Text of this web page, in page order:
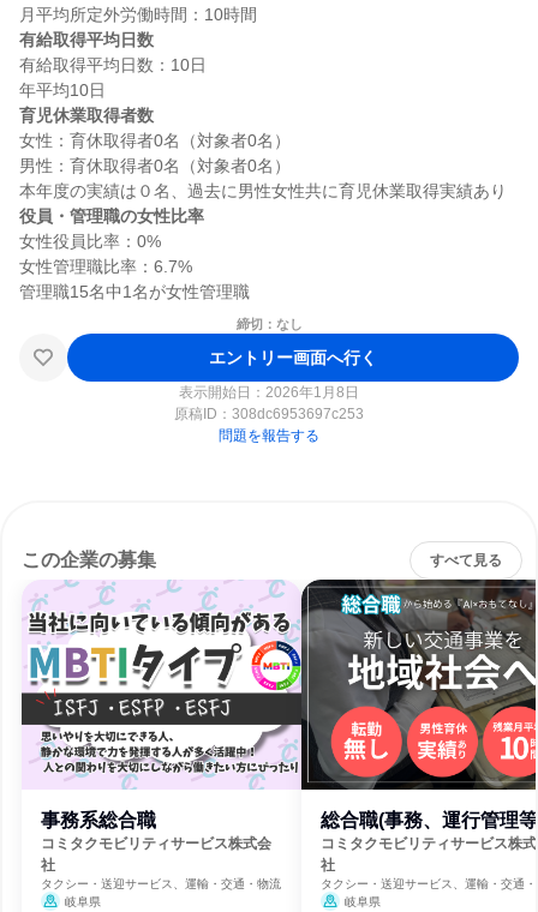
有給取得平均日数
有給取得平均日数：10日
育児休業取得者数
女性：育休取得者0名（対象者0名）
男性：育休取得者0名（対象者0名）
役員・管理職の女性比率
女性役員比率：0%
女性管理職比率：6.7%
締切：なし
エントリー画面へ行く
表示開始日：2026年1月8日
原稿ID： 308dc6953697c253
問題を報告する
この企業の募集 すべて見る
事務系総合職
コミタクモビリティサービス株式会
社
タクシー・送迎サービス、運輸・交通・物流
岐阜県
総合職(事務、運行管理
コミタクモビリティサービス株
社
タクシー・送迎サービス、運輸・交通
岐阜県